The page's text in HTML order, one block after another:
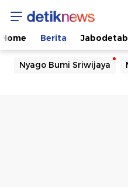
Home Berita
Nyago Bumi Sriwijaya